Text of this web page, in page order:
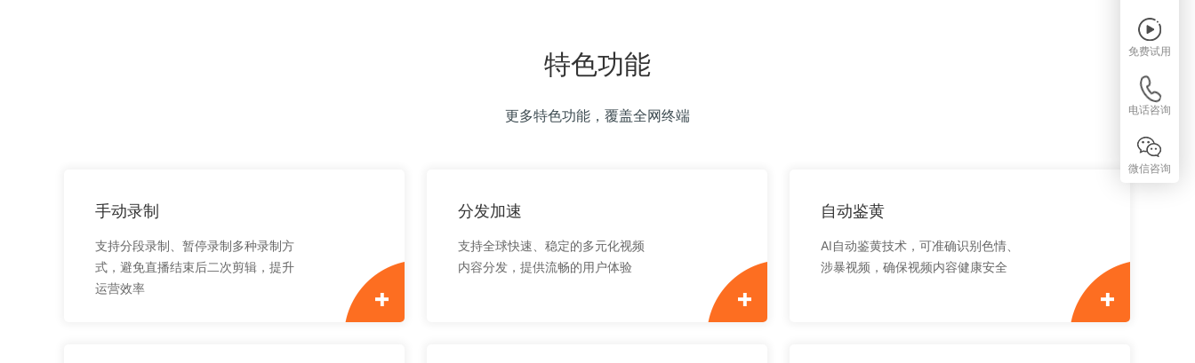
特色功能
更多特色功能，覆盖全网终端
手动录制
支持分段录制、暂停录制多种录制方
式，避免直播结束后二次剪辑，提升
运营效率
分发加速
支持全球快速、稳定的多元化视频
内容分发，提供流畅的用户体验
自动鉴黄
AI自动鉴黄技术，可准确识别色情、
涉暴视频，确保视频内容健康安全
免费试用
电话咨询
微信咨询